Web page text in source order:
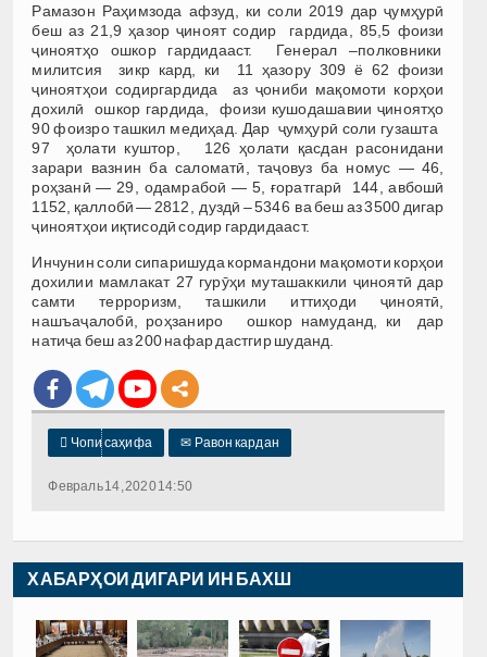
Рамазон Раҳимзода афзуд, ки соли 2019 дар ҷумҳурӣ
беш аз 21,9 ҳазор ҷиноят содир гардида, 85,5 фоизи
ҷиноятҳо ошкор гардидааст. Генерал –полковники
милитсия зикр кард, ки 11 ҳазору 309 ё 62 фоизи
ҷиноятҳои содиргардида аз ҷониби мақомоти корҳои
дохилӣ ошкор гардида, фоизи кушодашавии ҷиноятҳо
90 фоизро ташкил медиҳад. Дар ҷумҳурӣ соли гузашта
97 ҳолати куштор, 126 ҳолати қасдан расонидани
зарари вазнин ба саломатӣ, таҷовуз ба номус — 46,
роҳзанӣ — 29, одамрабоӣ — 5, ғоратгарӣ 144, авбошӣ
1152, қаллобӣ — 2812, дуздӣ – 5346 ва беш аз 3500 дигар
ҷиноятҳои иқтисодӣ содир гардидааст.
Инчунин соли сипаришуда кормандони мақомоти корҳои
дохилии мамлакат 27 гурӯҳи муташаккили ҷиноятӣ дар
самти терроризм, ташкили иттиҳоди ҷиноятӣ,
нашъаҷалобӣ, роҳзаниро ошкор намуданд, ки дар
натиҷа беш аз 200 нафар дастгир шуданд.
 Чопи саҳифа ✉ Равон кардан
Февраль 14, 2020 14:50
ХАБАРҲОИ ДИГАРИ ИН БАХШ